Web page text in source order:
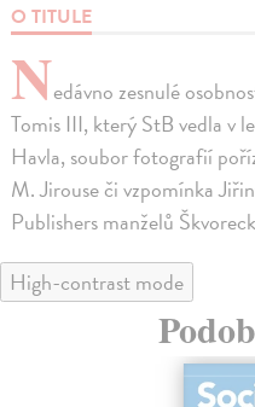
O TITULE
Nedávno zesnulé
Tomis III, který StB vedla v
Havla, soubor fotografií
M. Jirouse či vzpomínka
Publishers manželů
High-contrast mode